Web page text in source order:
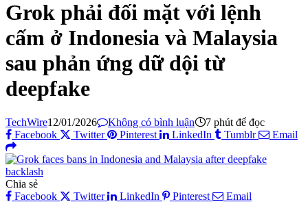
Grok phải đối mặt với lệnh
cấm ở Indonesia và Malaysia
sau phản ứng dữ dội từ
deepfake
TechWire12/01/2026 Không có bình luận
7 phút để đọc
Facebook
Twitter Pinterest LinkedIn Tumblr Email
Chia sẻ
Facebook
Twitter LinkedIn Pinterest Email